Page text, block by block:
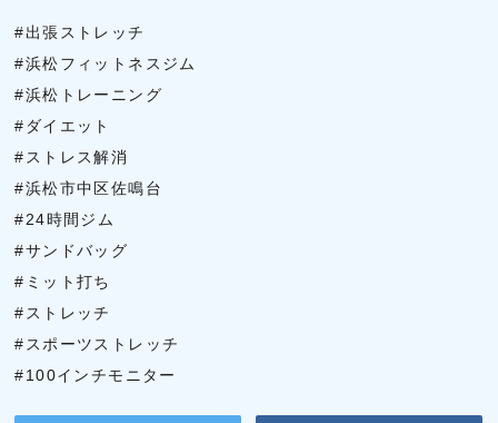
#出張ストレッチ
#浜松フィットネスジム
#浜松トレーニング
#ダイエット
#ストレス解消
#浜松市中区佐鳴台
#24時間ジム
#サンドバッグ
#ミット打ち
#ストレッチ
#スポーツストレッチ
#100インチモニター